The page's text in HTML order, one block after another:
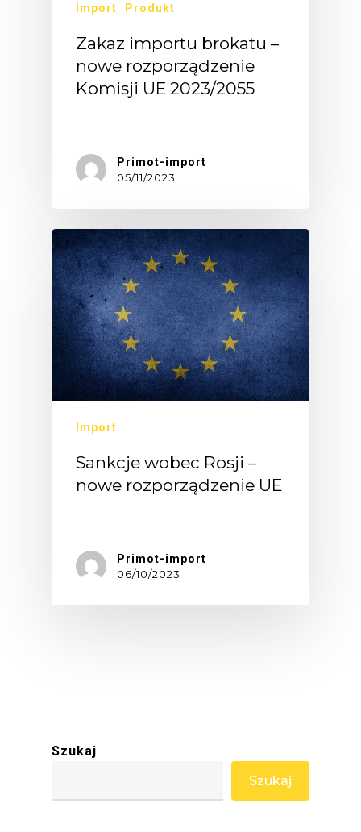
Import Produkt
Zakaz importu brokatu –
nowe rozporządzenie
Komisji UE 2023/2055
Primot-import
05/11/2023
Import
Sankcje wobec Rosji –
nowe rozporządzenie UE
Primot-import
06/10/2023
Szukaj
Szukaj